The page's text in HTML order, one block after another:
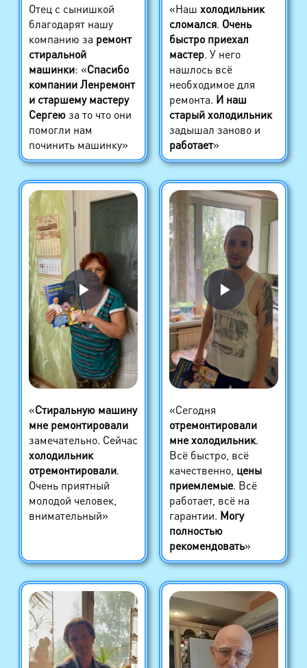
Отец с сынишкой
благодарят нашу
компанию за ремонт
стиральной
машинки: «Спасибо
компании Ленремонт
и старшему мастеру
Сергеюза то что они
помогли нам
починить машинку»
«Наш холодильник
сломался. Очень
быстро приехал
мастер. У него
нашлось всё
необходимое для
ремонта. И наш
старый холодильник
задышал заново и
работает»
«Стиральную машину
мне ремонтировали
замечательно. Сейчас
холодильник
отремонтировали.
Очень приятный
молодой человек,
внимательный»
«Сегодня
отремонтировали
мне холодильник.
Всё быстро, всё
качественно, цены
приемлемые. Всё
работает, всё на
гарантии. Могу
полностью
рекомендовать»